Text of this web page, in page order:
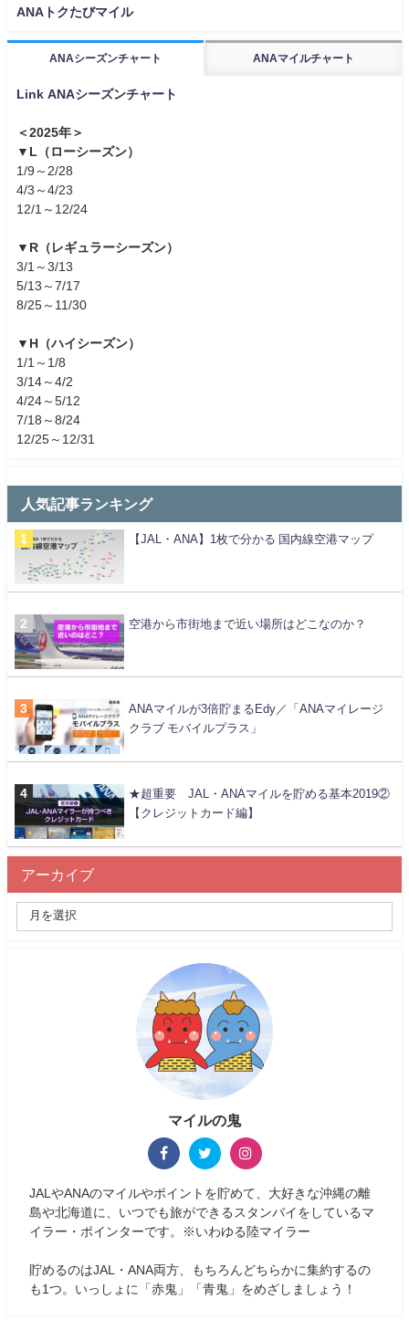
ANAトクたびマイル
ANAシーズンチャート ANAマイルチャート
Link ANAシーズンチャート
＜2025年＞
▼L（ローシーズン）
1/9～2/28
4/3～4/23
12/1～12/24
▼R（レギュラーシーズン）
3/1～3/13
5/13～7/17
8/25～11/30
▼H（ハイシーズン）
1/1～1/8
3/14～4/2
4/24～5/12
7/18～8/24
12/25～12/31
人気記事ランキング
【JAL・ANA】1枚で分かる 国内線空港マップ
空港から市街地まで近い場所はどこなのか？
ANAマイルが3倍貯まるEdy／「ANAマイレージ
クラブ モバイルプラス」
★超重要 JAL・ANAマイルを貯める基本2019②
【クレジットカード編】
アーカイブ
マイルの鬼
JALやANAのマイルやポイントを貯めて、大好きな沖縄の離
島や北海道に、いつでも旅ができるスタンバイをしているマ
イラー・ポインターです。※いわゆる陸マイラー
貯めるのはJAL・ANA両方、もちろんどちらかに集約するの
も1つ。いっしょに「赤鬼」「青鬼」をめざしましょう！